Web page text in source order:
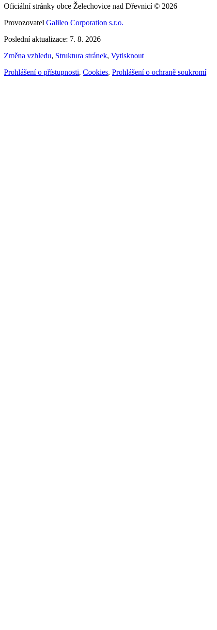
Oficiální stránky obce Želechovice nad Dřevnicí © 2026
Provozovatel Galileo Corporation s.r.o.
Poslední aktualizace: 7. 8. 2026
Změna vzhledu, Struktura stránek, Vytisknout
Prohlášení o přístupnosti, Cookies, Prohlášení o ochraně soukromí